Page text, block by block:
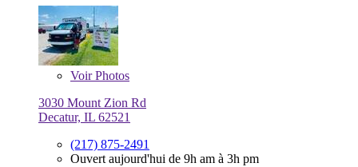
VoirPhotos
3030 Mount Zion Rd
Decatur, IL 62521
(217) 875-2491
Ouvert aujourd'hui de 9h am à 3h pm